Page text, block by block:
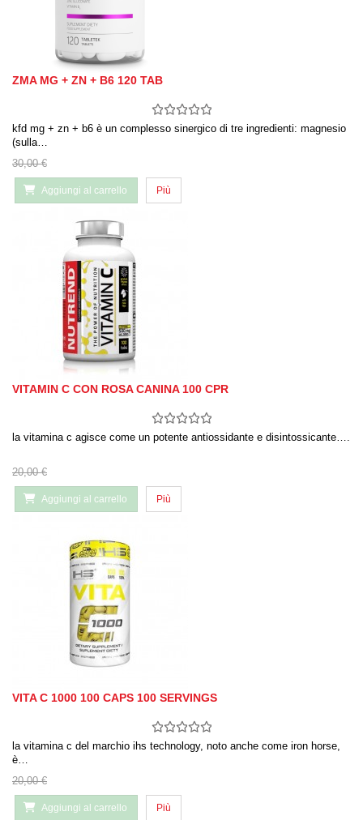
ZMA MG + ZN + B6 120 TAB
kfd mg + zn + b6 è un complesso sinergico di tre ingredienti: magnesio
(sulla…
30,00 €
Aggiungi al carrello Più
VITAMIN C CON ROSA CANINA 100 CPR
la vitamina c agisce come un potente antiossidante e disintossicante….
20,00 €
Aggiungi al carrello Più
VITA C 1000 100 CAPS 100 SERVINGS
la vitamina c del marchio ihs technology, noto anche come iron horse,
è…
20,00 €
Aggiungi al carrello Più